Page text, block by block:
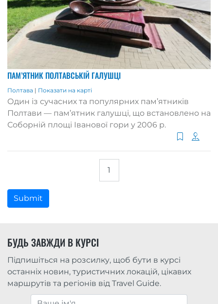
ПАМ’ЯТНИК ПОЛТАВСЬКІЙ ГАЛУШЦІ
Полтава | Показати на карті
Один із сучасних та популярних пам’ятників
Полтави — пам’ятник галушці, що встановлено на
Соборній площі Іванової гори у 2006 р.
1
Submit
БУДЬ ЗАВЖДИ В КУРСІ
Підпишіться на розсилку, щоб бути в курсі
останніх новин, туристичних локацій, цікавих
маршрутів та регіонів від Travel Guide.